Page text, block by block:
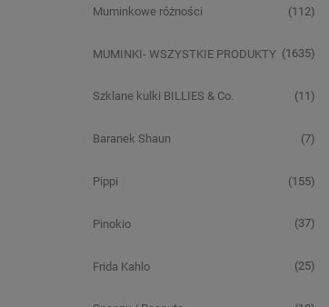
Muminkowe różności (112)
MUMINKI- WSZYSTKIE PRODUKTY (1635)
Szklane kulki BILLIES & Co. (11)
Baranek Shaun (7)
Pippi (155)
Pinokio (37)
Frida Kahlo (25)